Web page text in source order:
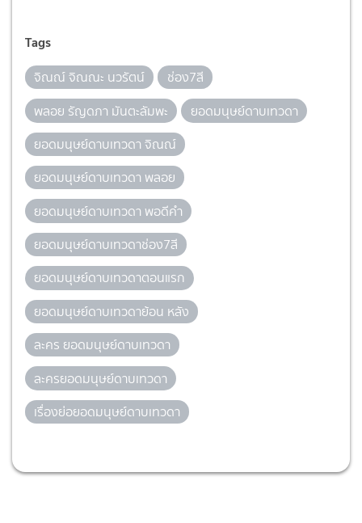
Tags
จิณณ์ จิณณะ นวรัตน์
ช่อง7สี
พลอย รัญดภา มันตะลัมพะ
ยอดมนุษย์ดาบเทวดา
ยอดมนุษย์ดาบเทวดา จิณณ์
ยอดมนุษย์ดาบเทวดา พลอย
ยอดมนุษย์ดาบเทวดา พอดีคำ
ยอดมนุษย์ดาบเทวดาช่อง7สี
ยอดมนุษย์ดาบเทวดาตอนแรก
ยอดมนุษย์ดาบเทวดาย้อน หลัง
ละคร ยอดมนุษย์ดาบเทวดา
ละครยอดมนุษย์ดาบเทวดา
เรื่องย่อยอดมนุษย์ดาบเทวดา